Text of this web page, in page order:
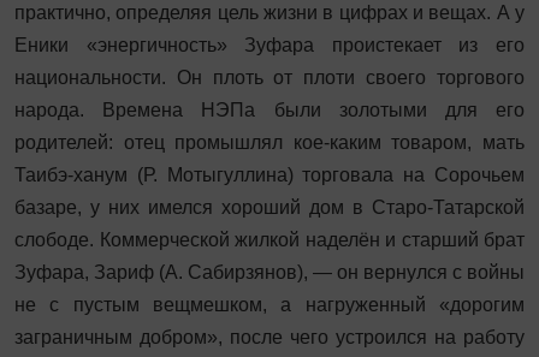
практично, определяя цель жизни в цифрах и вещах. А у
Еники «энергичность» Зуфара проистекает из его
национальности. Он плоть от плоти своего торгового
народа. Времена НЭПа были золотыми для его
родителей: отец промышлял кое-каким товаром, мать
Таибэ-ханум (Р. Мотыгуллина) торговала на Сорочьем
базаре, у них имелся хороший дом в Старо-Татарской
слободе. Коммерческой жилкой наделён и старший брат
Зуфара, Зариф (А. Сабирзянов), — он вернулся с войны
не с пустым вещмешком, а нагруженный «дорогим
заграничным добром», после чего устроился на работу